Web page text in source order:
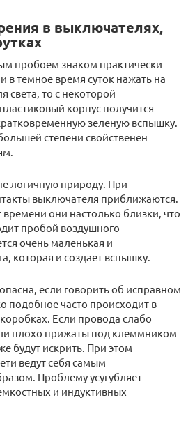
в выключателях,
пробоем знаком практически
в темное время суток нажать на
света, то с некоторой
корпус получится
зеленую вспышку.
степени свойственен
логичную природу. При
выключателя приближаются.
они настолько близки, что
пробой воздушного
очень маленькая и
которая и создает вспышку.
если говорить об исправном
подобное часто происходит в
Если провода слабо
плохо прижаты под клеммником
будут искрить. При этом
ведут себя самым
Проблему усугубляет
и индуктивных